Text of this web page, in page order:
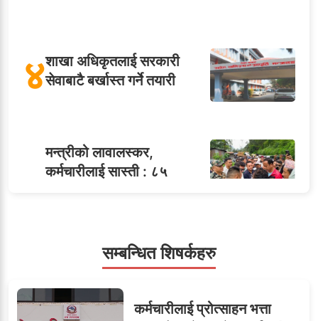
४शाखा अधिकृतलाई सरकारी
सेवाबाटै बर्खास्त गर्ने तयारी
मन्त्रीको लावालस्कर,
कर्मचारीलाई सास्ती : ८५
सहसचिवमा प्रथम भएका
विजयकुमार शर्माको लोकसेवा
सम्बन्धित शिषर्कहरु
कर्मचारीलाई प्रोत्साहन भत्ता